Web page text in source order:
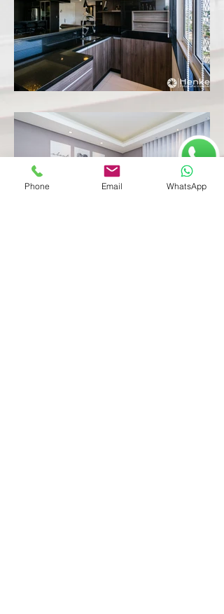
Phone Email WhatsApp